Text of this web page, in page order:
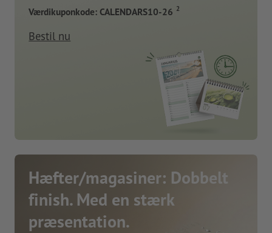
Værdikuponkode: CALENDARS10-26 2
Bestil nu
Hæfter/magasiner: Dobbelt
finish. Med en stærk
præsentation.